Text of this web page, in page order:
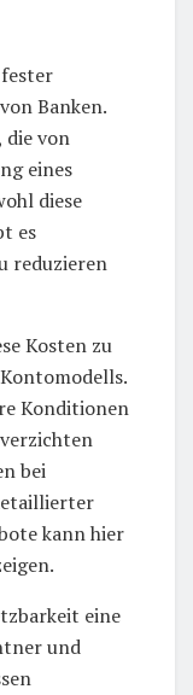
Banken.
die von
eines
diese
es
reduzieren
Kosten zu
Konditionen
bei
kann hier
eine
und